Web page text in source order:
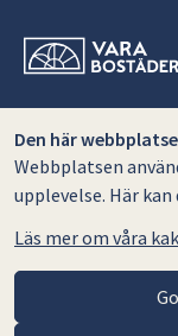
Den här
Webbplatsen
upplevelse. Här
Läs mer om våra